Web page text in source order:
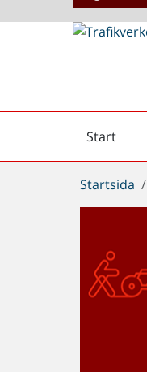
Start
Startsida
Du
är
Startsida